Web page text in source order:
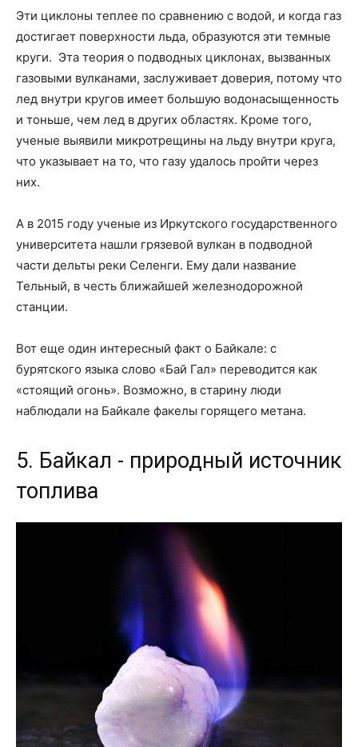
Эти циклоны теплее по сравнению с водой, и когда газ
достигает поверхности льда, образуются эти темные
круги. Эта теория о подводных циклонах, вызванных
газовыми вулканами, заслуживает доверия, потому что
лед внутри кругов имеет большую водонасыщенность
и тоньше, чем лед в других областях. Кроме того,
ученые выявили микротрещины на льду внутри круга,
что указывает на то, что газу удалось пройти через
них.
А в 2015 году ученые из Иркутского государственного
университета нашли грязевой вулкан в подводной
части дельты реки Селенги. Ему дали название
Тельный, в честь ближайшей железнодорожной
станции.
Вот еще один интересный факт о Байкале: с
бурятского языка слово «Бай Гал» переводится как
«стоящий огонь». Возможно, в старину люди
наблюдали на Байкале факелы горящего метана.
5. Байкал - природный источник
топлива